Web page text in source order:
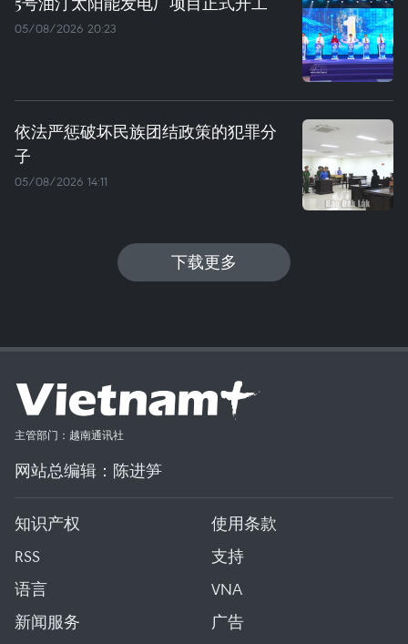
05/08/2026 20:23
依法严惩破坏民族团结政策的犯罪分
子
05/08/2026 14:11
下载更多
主管部门：越南通讯社
网站总编辑：陈进笋
知识产权
使用条款
RSS
支持
语言
VNA
新闻服务
广告